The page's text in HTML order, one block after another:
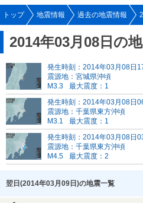
トップ 地震情報 過去の地震情報
2014年03月08日の
発生時刻：2014年03月08日
震源地：宮城県沖頃
M3.3
最大震度：1
発生時刻：2014年03月08日
震源地：千葉県東方沖頃
M3.1
最大震度：1
発生時刻：2014年03月08日
震源地：千葉県東方沖頃
M4.5
最大震度：2
翌日(2014年03月09日)の地震一覧